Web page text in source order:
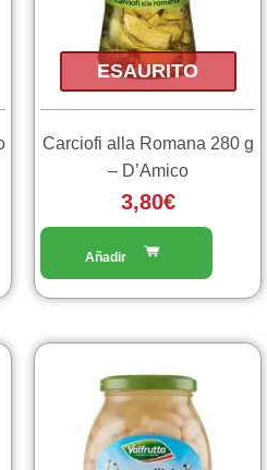
ESAURITO
Carciofi alla Romana 280 g
– D’Amico
3,80€